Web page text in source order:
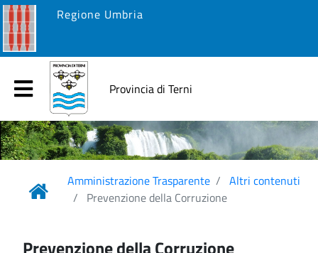
Regione Umbria
Provincia di Terni
Amministrazione Trasparente
Altri contenuti
Prevenzione della Corruzione